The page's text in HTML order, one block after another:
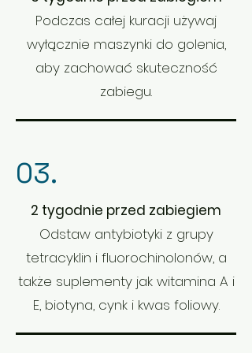
Podczas całej kuracji używaj
wyłącznie maszynki do golenia,
aby zachować skuteczność
zabiegu.
03.
2 tygodnie przed zabiegiem
Odstaw antybiotyki z grupy
tetracyklin i fluorochinolonów, a
także suplementy jak witamina A i
E, biotyna, cynk i kwas foliowy.